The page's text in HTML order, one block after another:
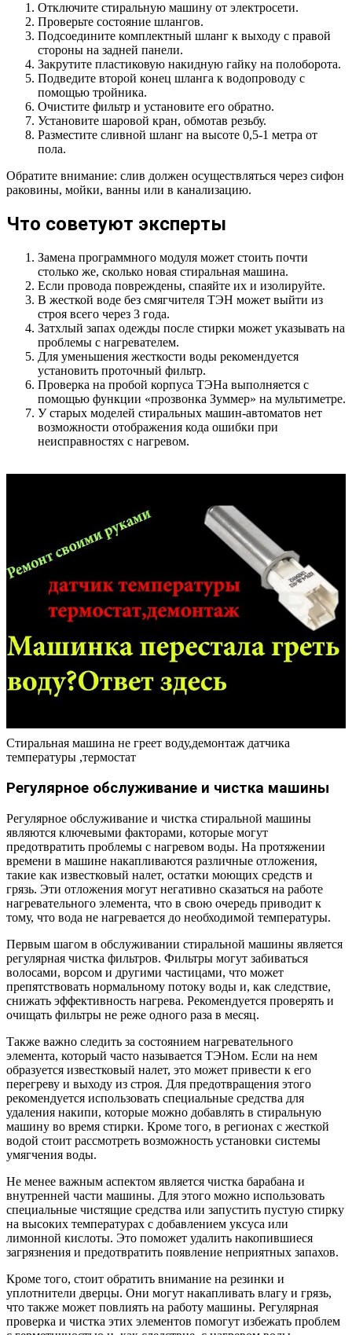
Отключите стиральную машину от электросети.
Проверьте состояние шлангов.
Подсоедините комплектный шланг к выходу с правой
стороны на задней панели.
Закрутите пластиковую накидную гайку на полоборота.
Подведите второй конец шланга к водопроводу с
помощью тройника.
Очистите фильтр и установите его обратно.
Установите шаровой кран, обмотав резьбу.
Разместите сливной шланг на высоте 0,5-1 метра от
пола.
Обратите внимание: слив должен осуществляться через сифон
раковины, мойки, ванны или в канализацию.
Что советуют эксперты
Замена программного модуля может стоить почти
столько же, сколько новая стиральная машина.
Если провода повреждены, спаяйте их и изолируйте.
В жесткой воде без смягчителя ТЭН может выйти из
строя всего через 3 года.
Затхлый запах одежды после стирки может указывать на
проблемы с нагревателем.
Для уменьшения жесткости воды рекомендуется
установить проточный фильтр.
Проверка на пробой корпуса ТЭНа выполняется с
помощью функции «прозвонка Зуммер» на мультиметре.
У старых моделей стиральных машин-автоматов нет
возможности отображения кода ошибки при
неисправностях с нагревом.
Стиральная машина не греет воду,демонтаж датчика
температуры ,термостат
Регулярное обслуживание и чистка машины
Регулярное обслуживание и чистка стиральной машины
являются ключевыми факторами, которые могут
предотвратить проблемы с нагревом воды. На протяжении
времени в машине накапливаются различные отложения,
такие как известковый налет, остатки моющих средств и
грязь. Эти отложения могут негативно сказаться на работе
нагревательного элемента, что в свою очередь приводит к
тому, что вода не нагревается до необходимой температуры.
Первым шагом в обслуживании стиральной машины является
регулярная чистка фильтров. Фильтры могут забиваться
волосами, ворсом и другими частицами, что может
препятствовать нормальному потоку воды и, как следствие,
снижать эффективность нагрева. Рекомендуется проверять и
очищать фильтры не реже одного раза в месяц.
Также важно следить за состоянием нагревательного
элемента, который часто называется ТЭНом. Если на нем
образуется известковый налет, это может привести к его
перегреву и выходу из строя. Для предотвращения этого
рекомендуется использовать специальные средства для
удаления накипи, которые можно добавлять в стиральную
машину во время стирки. Кроме того, в регионах с жесткой
водой стоит рассмотреть возможность установки системы
умягчения воды.
Не менее важным аспектом является чистка барабана и
внутренней части машины. Для этого можно использовать
специальные чистящие средства или запустить пустую стирку
на высоких температурах с добавлением уксуса или
лимонной кислоты. Это поможет удалить накопившиеся
загрязнения и предотвратить появление неприятных запахов.
Кроме того, стоит обратить внимание на резинки и
уплотнители дверцы. Они могут накапливать влагу и грязь,
что также может повлиять на работу машины. Регулярная
проверка и чистка этих элементов помогут избежать проблем